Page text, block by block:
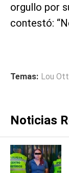
orgullo por
contestó:
Temas: Lou
Noticias